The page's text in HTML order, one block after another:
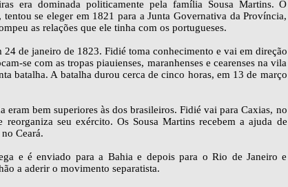
era dominada politicamente pela família Sousa Martins. O
se eleger em 1821 para a Junta Governativa da Província,
as relações que ele tinha com os portugueses.
de janeiro de 1823. Fidié toma conhecimento e vai em direção
se com as tropas piauienses, maranhenses e cearenses na vila
batalha. A batalha durou cerca de cinco horas, em 13 de março
eram bem superiores às dos brasileiros. Fidié vai para Caxias, no
seu exército. Os Sousa Martins recebem a ajuda de
Ceará.
e é enviado para a Bahia e depois para o Rio de Janeiro e
a aderir o movimento separatista.